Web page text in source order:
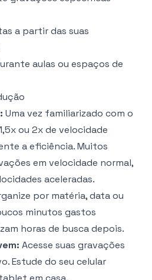
a partir das suas
aulas ou espaços de
Uma vez familiarizado com o
ou 2x de velocidade
a eficiência. Muitos
em velocidade normal,
aceleradas.
por matéria, data ou
minutos gastos
horas de busca depois.
Acesse suas gravações
Estude do seu celular